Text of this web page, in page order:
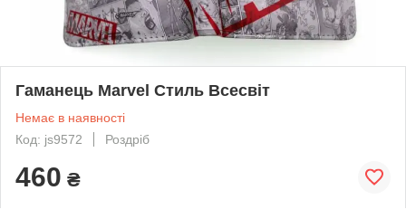
Гаманець Marvel Стиль Всесвіт
Немає в наявності
Код: js9572
Роздріб
460 ₴